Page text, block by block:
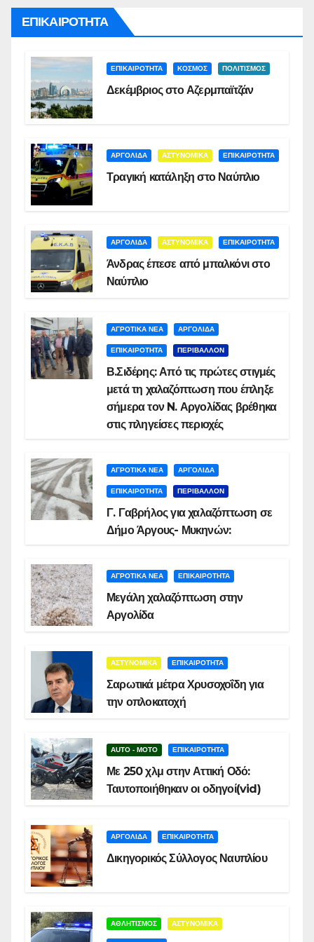
ΕΠΙΚΑΙΡΟΤΗΤΑ
ΕΠΙΚΑΙΡΟΤΗΤΑ ΚΟΣΜΟΣ ΠΟΛΙΤΙΣΜΟΣ
Δεκέμβριος στο Αζερμπαϊτζάν
ΑΡΓΟΛΙΔΑ ΑΣΤΥΝΟΜΙΚΑ ΕΠΙΚΑΙΡΟΤΗΤΑ
Τραγική κατάληξη στο Ναύπλιο
ΑΡΓΟΛΙΔΑ ΑΣΤΥΝΟΜΙΚΑ ΕΠΙΚΑΙΡΟΤΗΤΑ
Άνδρας έπεσε από μπαλκόνι στο
Ναύπλιο
ΑΓΡΟΤΙΚΑ ΝΕΑ ΑΡΓΟΛΙΔΑ
ΕΠΙΚΑΙΡΟΤΗΤΑ ΠΕΡΙΒΑΛΛΟΝ
Β.Σιδέρης: Από τις πρώτες στιγμές
μετά τη χαλαζόπτωση που έπληξε
σήμερα τον N. Αργολίδας βρέθηκα
στις πληγείσες περιοχές
ΑΓΡΟΤΙΚΑ ΝΕΑ ΑΡΓΟΛΙΔΑ
ΕΠΙΚΑΙΡΟΤΗΤΑ ΠΕΡΙΒΑΛΛΟΝ
Γ. Γαβρήλος για χαλαζόπτωση σε
Δήμο Άργους- Μυκηνών:
ΑΓΡΟΤΙΚΑ ΝΕΑ ΕΠΙΚΑΙΡΟΤΗΤΑ
Μεγάλη χαλαζόπτωση στην
Αργολίδα
ΑΣΤΥΝΟΜΙΚΑ ΕΠΙΚΑΙΡΟΤΗΤΑ
Σαρωτικά μέτρα Χρυσοχοΐδη για
την οπλοκατοχή
AUTO - MOTO ΕΠΙΚΑΙΡΟΤΗΤΑ
Με 250 χλμ στην Αττική Οδό:
Ταυτοποιήθηκαν οι οδηγοί(vid)
ΑΡΓΟΛΙΔΑ ΕΠΙΚΑΙΡΟΤΗΤΑ
Δικηγορικός Σύλλογος Ναυπλίου
ΑΘΛΗΤΙΣΜΟΣ ΑΣΤΥΝΟΜΙΚΑ